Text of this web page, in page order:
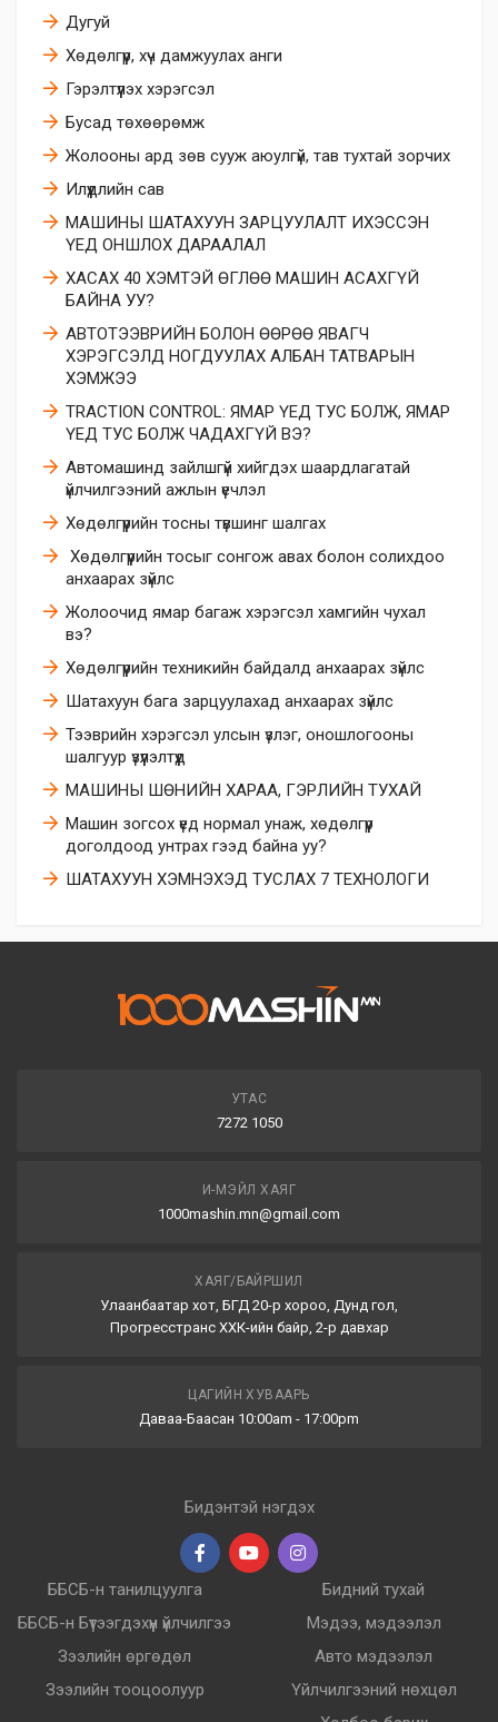
Дугуй
​Хөдөлгүүр, хүч дамжуулах анги
​Гэрэлтүүлэх хэрэгсэл
Бусад төхөөрөмж
Жолооны ард зөв сууж аюулгүй, тав тухтай зорчих
Илүүдлийн сав
МАШИНЫ ШАТАХУУН ЗАРЦУУЛАЛТ ИХЭССЭН
ҮЕД ОНШЛОХ ДАРААЛАЛ
ХАСАХ 40 ХЭМТЭЙ ӨГЛӨӨ МАШИН АСАХГҮЙ
БАЙНА УУ?
АВТОТЭЭВРИЙН БОЛОН ӨӨРӨӨ ЯВАГЧ
ХЭРЭГСЭЛД НОГДУУЛАХ АЛБАН ТАТВАРЫН
ХЭМЖЭЭ
TRACTION CONTROL: ЯМАР ҮЕД ТУС БОЛЖ, ЯМАР
ҮЕД ТУС БОЛЖ ЧАДАХГҮЙ ВЭ?
Автомашинд зайлшгүй хийгдэх шаардлагатай
үйлчилгээний ажлын үечлэл
Хөдөлгүүрийн тосны түвшинг шалгах
​ Хөдөлгүүрийн тосыг сонгож авах болон солихдоо
анхаарах зүйлс
​Жолоочид ямар багаж хэрэгсэл хамгийн чухал
вэ?
Хөдөлгүүрийн техникийн байдалд анхаарах зүйлс
Шатахуун бага зарцуулахад анхаарах зүйлс
Тээврийн хэрэгсэл улсын үзлэг, оношлогооны
шалгуур үзүүлэлтүүд
МАШИНЫ ШӨНИЙН ХАРАА, ГЭРЛИЙН ТУХАЙ
Машин зогсох үед нормал унаж, хөдөлгүүр
доголдоод унтрах гээд байна уу?
ШАТАХУУН ХЭМНЭХЭД ТУСЛАХ 7 ТЕХНОЛОГИ
УТАС
7272 1050
И-МЭЙЛ ХАЯГ
1000mashin.mn@gmail.com
ХАЯГ/БАЙРШИЛ
Улаанбаатар хот, БГД 20-р хороо, Дунд гол,
Прогресстранс ХХК-ийн байр, 2-р давхар
ЦАГИЙН ХУВААРЬ
Даваа-Баасан 10:00am - 17:00pm
Бидэнтэй нэгдэх
ББСБ-н танилцуулга
ББСБ-н Бүтээгдэхүүн үйлчилгээ
Зээлийн өргөдөл
Зээлийн тооцоолуур
Бидний тухай
Мэдээ, мэдээлэл
Авто мэдээлэл
Үйлчилгээний нөхцөл